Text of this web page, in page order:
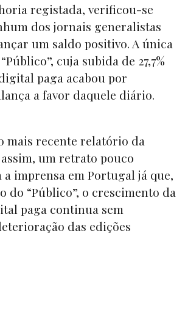
registada, verificou-se
dos jornais generalistas
um saldo positivo. A única
Público”, cuja subida de 27,7%
paga acabou por
a favor daquele diário.
mais recente relatório da
um retrato pouco
imprensa em Portugal já que,
do “Público”, o crescimento da
paga continua sem
das edições